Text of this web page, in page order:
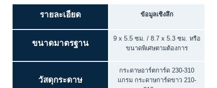
รายละเอียด ข้อมูลเชิงลึก
ขนาดมาตรฐาน
9 x 5.5 ซม. / 8.7 x 5.3 ซม. หรือ
ขนาดพิเศษตามต้องการ
วัสดุกระดาษ
กระดาษอาร์ตการ์ด 230-310
แกรม กระดาษการ์ดขาว 210-